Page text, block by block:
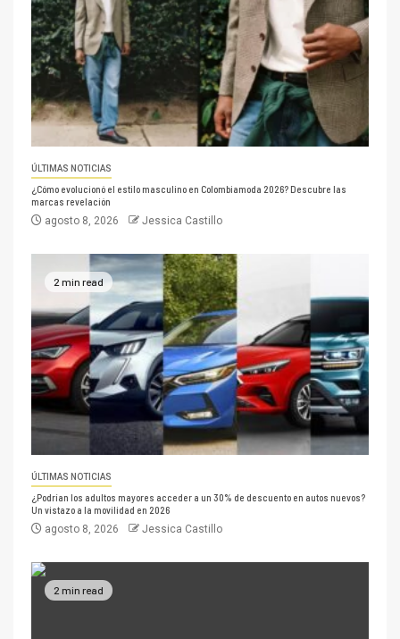
ÚLTIMAS NOTICIAS
¿Cómo evolucionó el estilo masculino en Colombiamoda 2026? Descubre las
marcas revelación
agosto 8, 2026 Jessica Castillo
2 min read
ÚLTIMAS NOTICIAS
¿Podrían los adultos mayores acceder a un 30% de descuento en autos nuevos?
Un vistazo a la movilidad en 2026
agosto 8, 2026 Jessica Castillo
2 min read